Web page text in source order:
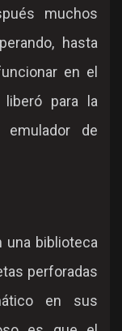
muchos
hasta
en el
para la
emulador de
una biblioteca
perforadas
en sus